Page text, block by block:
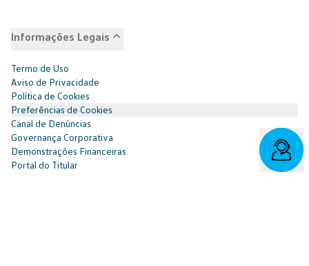
Informações Legais
Termo de Uso
Aviso de Privacidade
Política de Cookies
Preferências de Cookies
Canal de Denúncias
Governança Corporativa
Demonstrações Financeiras
Portal do Titular